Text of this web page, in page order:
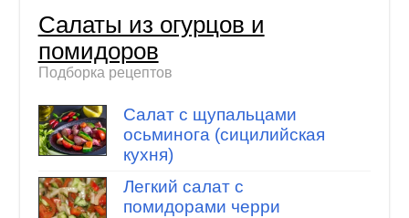
Салаты из огурцов и
помидоров
Подборка рецептов
Салат с щупальцами
осьминога (сицилийская
кухня)
Легкий салат с
помидорами черри